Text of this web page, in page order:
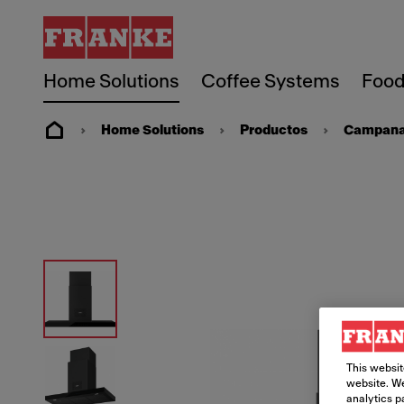
Home Solutions Coffee Systems
Home Solutions Productos
This
website.
analytics